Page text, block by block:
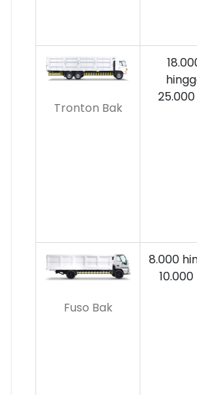
Tronton Bak
Fuso Bak
8.000
10.000